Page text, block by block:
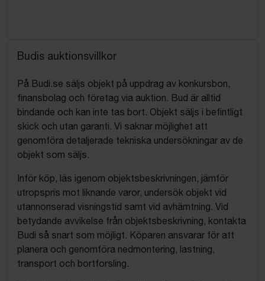
Budis auktionsvillkor
På Budi.se säljs objekt på uppdrag av konkursbon,
finansbolag och företag via auktion. Bud är alltid
bindande och kan inte tas bort. Objekt säljs i befintligt
skick och utan garanti. Vi saknar möjlighet att
genomföra detaljerade tekniska undersökningar av de
objekt som säljs.
Inför köp, läs igenom objektsbeskrivningen, jämför
utropspris mot liknande varor, undersök objekt vid
utannonserad visningstid samt vid avhämtning. Vid
betydande avvikelse från objektsbeskrivning, kontakta
Budi så snart som möjligt. Köparen ansvarar för att
planera och genomföra nedmontering, lastning,
transport och bortforsling.